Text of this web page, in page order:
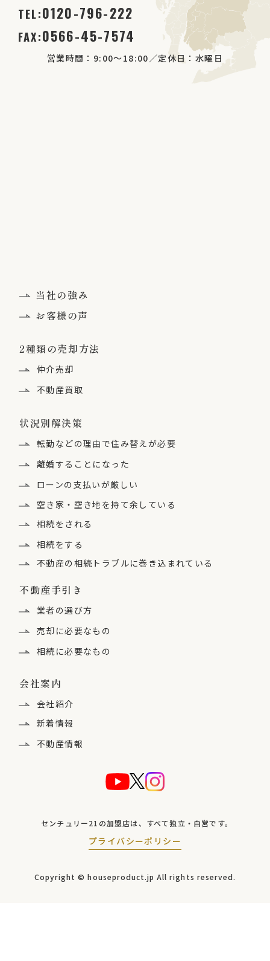
TEL:0120-796-222
FAX:0566-45-7574
営業時間：9:00～18:00／定休日：水曜日
当社の強み
お客様の声
2種類の売却方法
仲介売却
不動産買取
状況別解決策
転勤などの理由で住み替えが必要
離婚することになった
ローンの支払いが厳しい
空き家・空き地を持て余している
相続をされる
相続をする
不動産の相続トラブルに巻き込まれている
不動産手引き
業者の選び方
売却に必要なもの
相続に必要なもの
会社案内
会社紹介
新着情報
不動産情報
センチュリー21の加盟店は、 すべて独立・自営です。
プライバシーポリシー
Copyright © houseproduct.jpAll rights reserved.